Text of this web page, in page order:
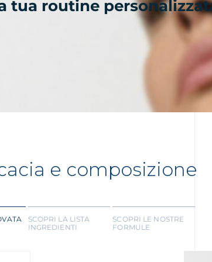
tua routine
e composizione
SCOPRI LA LISTA
INGREDIENTI
SCOPRI LE NOSTRE
FORMULE